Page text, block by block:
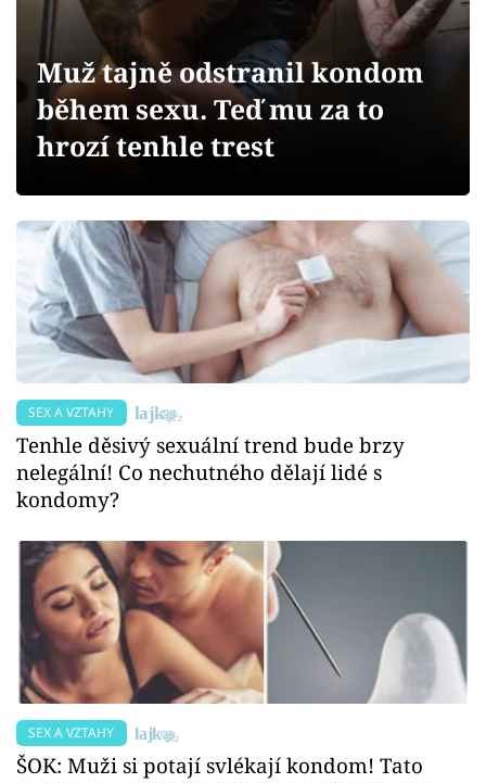
Videa
Sledujte prima+
Sledujte nás
Muž tajně odstranil kondom
během sexu. Teď mu za to
hrozí tenhle trest
SEX A VZTAHY
Tenhle děsivý sexuální trend bude brzy
nelegální! Co nechutného dělají lidé s
kondomy?
SEX A VZTAHY
ŠOK: Muži si potají svlékají kondom! Tato